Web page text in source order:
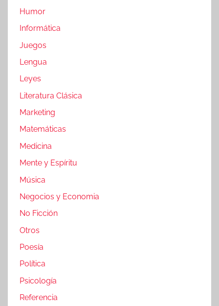
Humor
Informática
Juegos
Lengua
Leyes
Literatura Clásica
Marketing
Matemáticas
Medicina
Mente y Espíritu
Música
Negocios y Economia
No Ficción
Otros
Poesía
Política
Psicología
Referencia